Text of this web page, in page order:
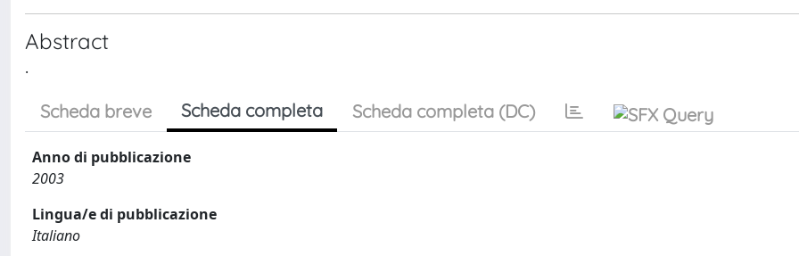
Abstract
.
Scheda breve Scheda completa Scheda completa (DC)
Anno di pubblicazione
2003
Lingua/e di pubblicazione
Italiano